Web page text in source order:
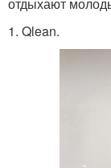
1. Qlean.